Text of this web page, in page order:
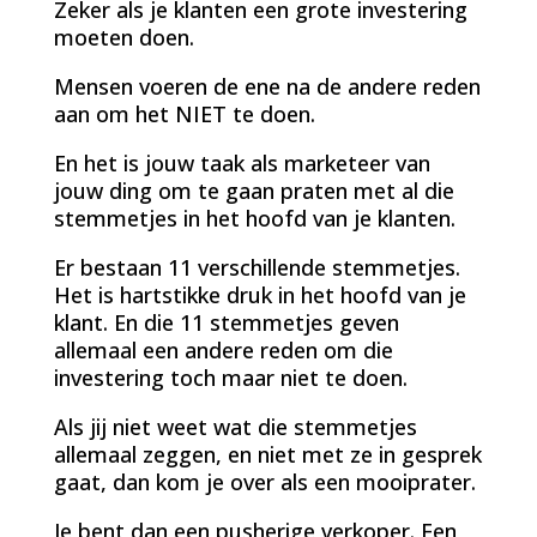
Zeker als je klanten een grote investering
moeten doen.
Mensen voeren de ene na de andere reden
aan om het NIET te doen.
En het is jouw taak als marketeer van
jouw ding om te gaan praten met al die
stemmetjes in het hoofd van je klanten.
Er bestaan 11 verschillende stemmetjes.
Het is hartstikke druk in het hoofd van je
klant. En die 11 stemmetjes geven
allemaal een andere reden om die
investering toch maar niet te doen.
Als jij niet weet wat die stemmetjes
allemaal zeggen, en niet met ze in gesprek
gaat, dan kom je over als een mooiprater.
Je bent dan een pusherige verkoper. Een